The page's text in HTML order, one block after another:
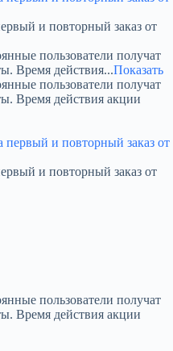
и повторный заказ от
пользователи получат
Время действия...Показать
пользователи получат
Время действия акции
и повторный заказ от
пользователи получат
Время действия акции